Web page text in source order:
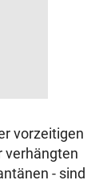
vorzeitigen
verhängten
- sind